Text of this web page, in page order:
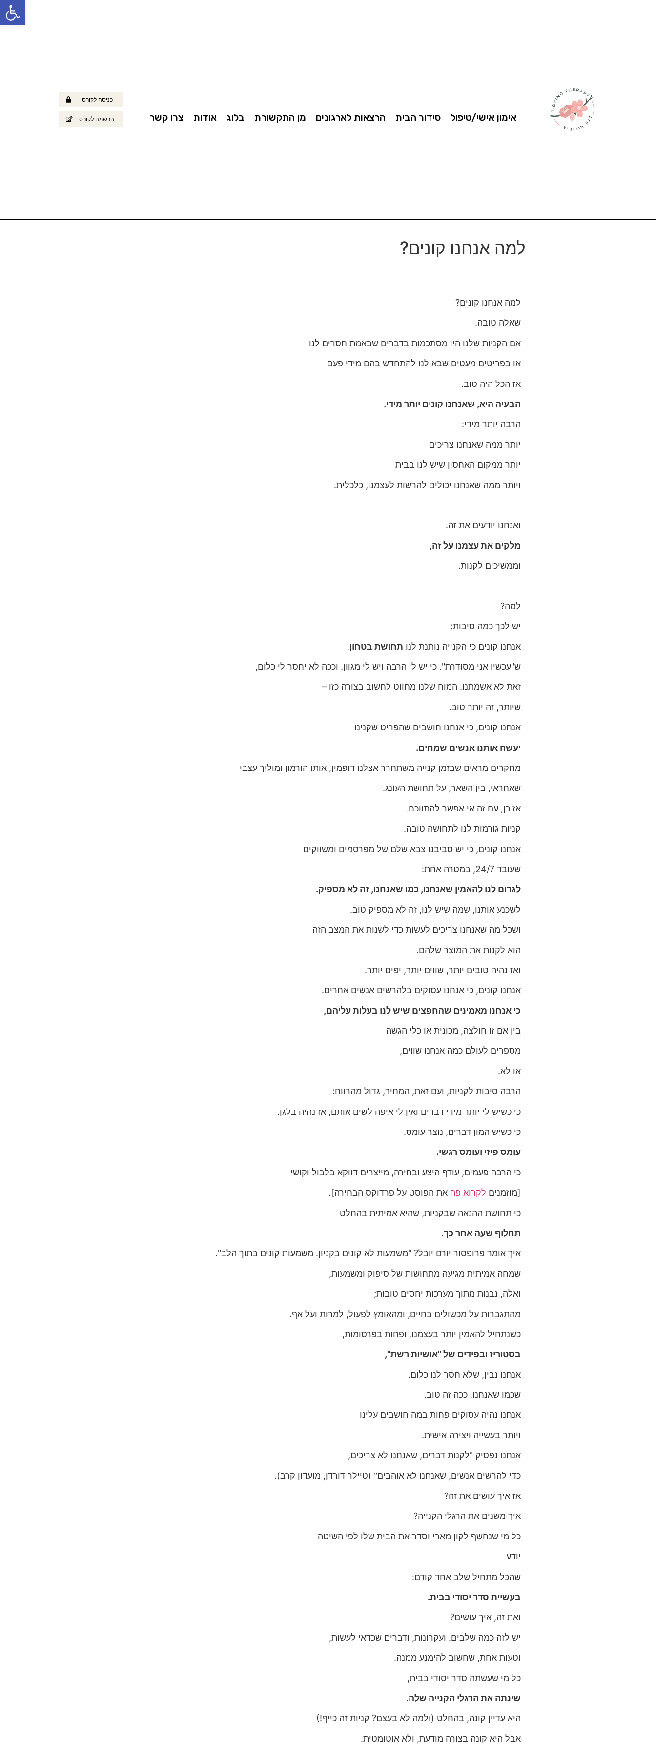
אימון אישי/טיפול סידור הבית הרצאות לארגונים מן התקשורת בלוג אודות צרו קשר
כניסה לקורס
הרשמה לקורס
למה אנחנו קונים?
למה אנחנו קונים?
שאלה טובה.
אם הקניות שלנו היו מסתכמות בדברים שבאמת חסרים לנו
או בפריטים מעטים שבא לנו להתחדש בהם מידי פעם
אז הכל היה טוב.
הבעיה היא, שאנחנו קונים יותר מידי.
הרבה יותר מידי:
יותר ממה שאנחנו צריכים
יותר ממקום האחסון שיש לנו בבית
ויותר ממה שאנחנו יכולים להרשות לעצמנו, כלכלית.
ואנחנו יודעים את זה.
מלקים את עצמנו על זה,
וממשיכים לקנות.
למה?
יש לכך כמה סיבות:
אנחנו קונים כי הקנייה נותנת לנו תחושת בטחון.
ש"עכשיו אני מסודרת". כי יש לי הרבה ויש לי מגוון. וככה לא יחסר לי כלום,
זאת לא אשמתנו. המוח שלנו מחווט לחשוב בצורה כזו –
שיותר, זה יותר טוב.
אנחנו קונים, כי אנחנו חושבים שהפריט שקנינו
יעשה אותנו אנשים שמחים.
מחקרים מראים שבזמן קנייה משתחרר אצלנו דופמין, אותו הורמון ומוליך עצבי
שאחראי, בין השאר, על תחושת העונג.
אז כן, עם זה אי אפשר להתווכח.
קניות גורמות לנו לתחושה טובה.
אנחנו קונים, כי יש סביבנו צבא שלם של מפרסמים ומשווקים
שעובד 24/7, במטרה אחת:
לגרום לנו להאמין שאנחנו, כמו שאנחנו, זה לא מספיק.
לשכנע אותנו, שמה שיש לנו, זה לא מספיק טוב.
ושכל מה שאנחנו צריכים לעשות כדי לשנות את המצב הזה
הוא לקנות את המוצר שלהם.
ואז נהיה טובים יותר, שווים יותר, יפים יותר.
אנחנו קונים, כי אנחנו עסוקים בלהרשים אנשים אחרים.
כי אנחנו מאמינים שהחפצים שיש לנו בעלות עליהם,
בין אם זו חולצה, מכונית או כלי הגשה
מספרים לעולם כמה אנחנו שווים,
או לא.
הרבה סיבות לקניות, ועם זאת, המחיר, גדול מהרווח:
כי כשיש לי יותר מידי דברים ואין לי איפה לשים אותם, אז נהיה בלגן.
כי כשיש המון דברים, נוצר עומס.
עומס פיזי ועומס רגשי.
כי הרבה פעמים, עודף היצע ובחירה, מייצרים דווקא בלבול וקושי
[מוזמנים לקרוא פה את הפוסט על פרדוקס הבחירה].
כי תחושת ההנאה שבקניות, שהיא אמיתית בהחלט
תחלוף שעה אחר כך.
איך אומר פרופסור יורם יובל? "משמעות לא קונים בקניון. משמעות קונים בתוך הלב".
שמחה אמיתית מגיעה מתחושות של סיפוק ומשמעות,
ואלה, נבנות מתוך מערכות יחסים טובות;
מהתגברות על מכשולים בחיים, ומהאומץ לפעול, למרות ועל אף.
כשנתחיל להאמין יותר בעצמנו, ופחות בפרסומות,
בסטוריז ובפידים של "אושיות רשת",
אנחנו נבין, שלא חסר לנו כלום.
שכמו שאנחנו, ככה זה טוב.
אנחנו נהיה עסוקים פחות במה חושבים עלינו
ויותר בעשייה ויצירה אישית.
אנחנו נפסיק "לקנות דברים, שאנחנו לא צריכים,
כדי להרשים אנשים, שאנחנו לא אוהבים" (טיילר דורדן, מועדון קרב).
אז איך עושים את זה?
איך משנים את הרגלי הקנייה?
כל מי שנחשף לקון מארי וסדר את הבית שלו לפי השיטה
יודע.
שהכל מתחיל שלב אחד קודם:
בעשיית סדר יסודי בבית.
ואת זה, איך עושים?
יש לזה כמה שלבים. ועקרונות, ודברים שכדאי לעשות,
וטעות אחת, שחשוב להימנע ממנה.
כל מי שעשתה סדר יסודי בבית,
שינתה את הרגלי הקנייה שלה.
היא עדיין קונה, בהחלט (ולמה לא בעצם? קניות זה כייף!)
אבל היא קונה בצורה מודעת, ולא אוטומטית.